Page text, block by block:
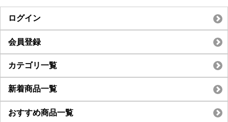
ログイン
会員登録
カテゴリ一覧
新着商品一覧
おすすめ商品一覧